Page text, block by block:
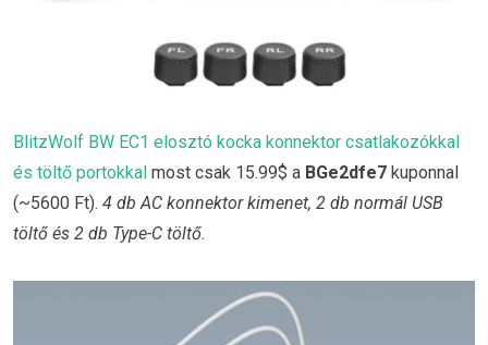
BlitzWolf BW EC1 elosztó kocka konnektor csatlakozókkal
és töltő portokkal most csak 15.99$ a BGe2dfe7 kuponnal
(~5600 Ft). 4 db AC konnektor kimenet, 2 db normál USB
töltő és 2 db Type-C töltő.